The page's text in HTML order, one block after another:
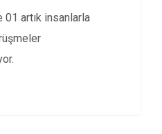
artık insanlarla